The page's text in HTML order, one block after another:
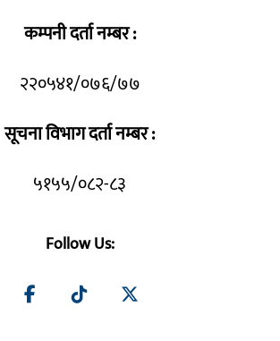
कम्पनी दर्ता नम्बर :
२२०५४१/०७६/७७
सूचना विभाग दर्ता नम्बर :
५१५५/०८२-८३
Follow Us: